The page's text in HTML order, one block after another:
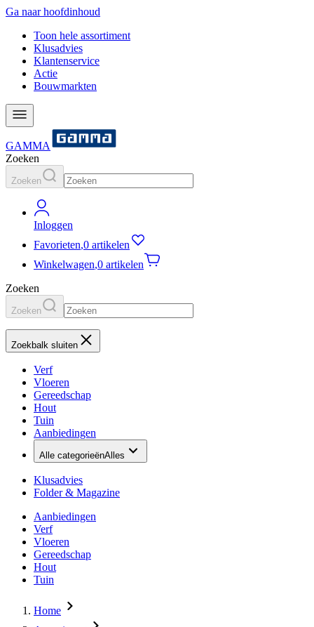
Ga naar hoofdinhoud
Toon hele assortiment
Klusadvies
Klantenservice
Actie
Bouwmarkten
GAMMA
Zoeken
Zoeken
Inloggen
Favorieten,0 artikelen
Winkelwagen,0 artikelen
Zoeken
Zoeken
Zoekbalk sluiten
Verf
Vloeren
Gereedschap
Hout
Tuin
Aanbiedingen
Alle categorieënAlles
Klusadvies
Folder & Magazine
Aanbiedingen
Verf
Vloeren
Gereedschap
Hout
Tuin
Home